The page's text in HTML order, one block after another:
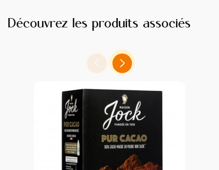
Découvrez les produits associés